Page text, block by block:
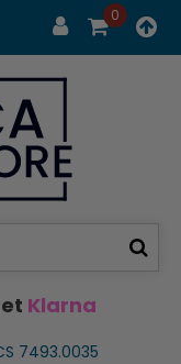
0
Klarna
7493.0035